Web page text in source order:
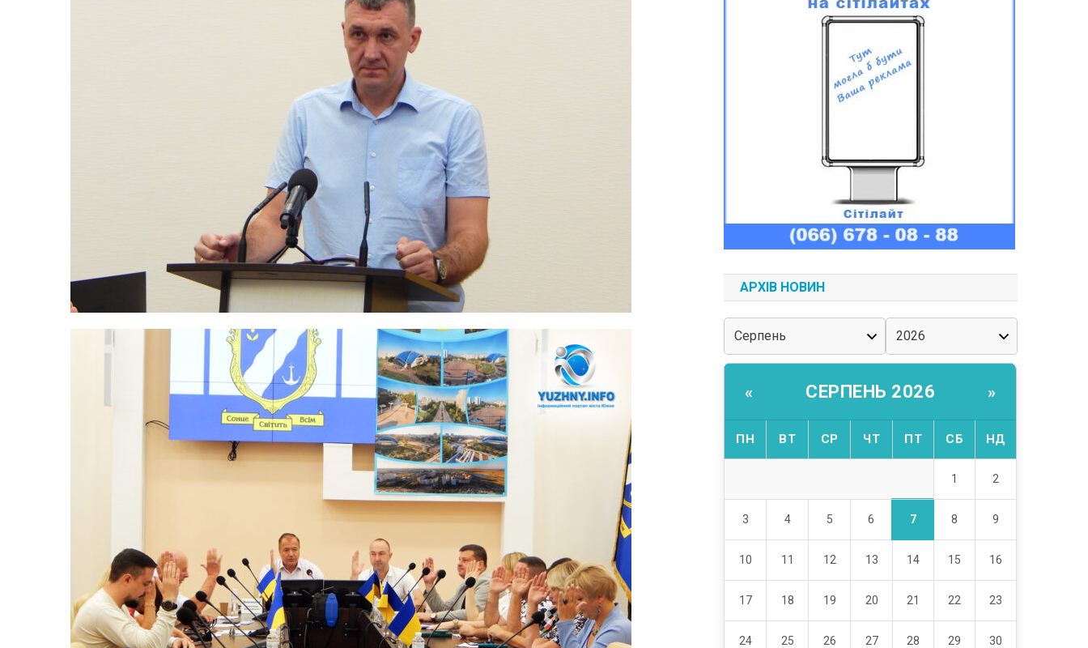
АРХІВ НОВИН
« СЕРПЕНЬ 2026 »
ПН ВТ СР ЧТ ПТ СБ НД
1 2
3 4 5 6 7 8 9
10 11 12 13 14 15 16
17 18 19 20 21 22 23
24 25 26 27 28 29 30